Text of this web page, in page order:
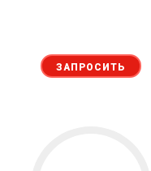
ЗАПРОСИТЬ